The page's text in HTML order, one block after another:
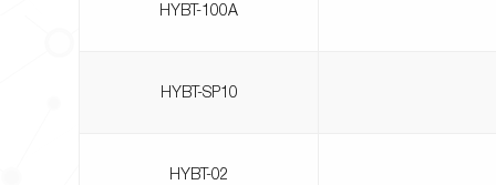
HYBT-100A
HYBT-SP10
HYBT-02